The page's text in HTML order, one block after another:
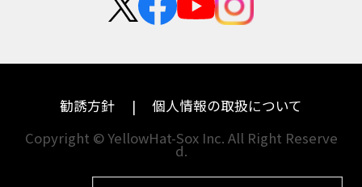
BANDIT 1250FBANDIT 1250S
BANDIT1250FBANDIT1250SBBQ
BEETフルエキ
BEETマフラー
BLACKLIMITEDBMW
BMW S1000RR Mパッケージ
ハーレーダビッドソン
ドゥカティ
MVアグスタ
他海外ﾒｰｶｰ
兵庫
中途採用・アルバイト
勧誘方針
個人情報の取扱について
Copyright © YellowHat-Sox Inc. All Right Reserve
d.